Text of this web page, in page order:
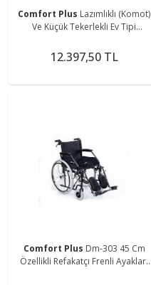
Comfort Plus Lazımlıklı (Komot)
Ve Küçük Tekerlekli Ev Tipi
12.397,50 TL
Comfort Plus Dm-303 45 Cm
Özellikli Refakatçı Frenli Ayakları